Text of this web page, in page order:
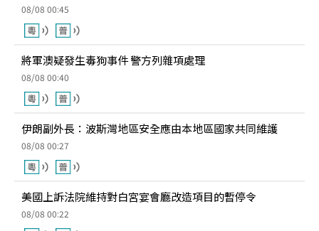
08/08 00:45
將軍澳疑發生毒狗事件 警方列雜項處理
08/08 00:40
伊朗副外長：波斯灣地區安全應由本地區國家共同維護
08/08 00:27
美國上訴法院維持對白宮宴會廳改造項目的暫停令
08/08 00:22